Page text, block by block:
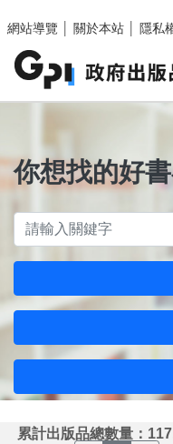
網站導覽
關於本站 隱私
你想找的好書
累計出版品總數量：